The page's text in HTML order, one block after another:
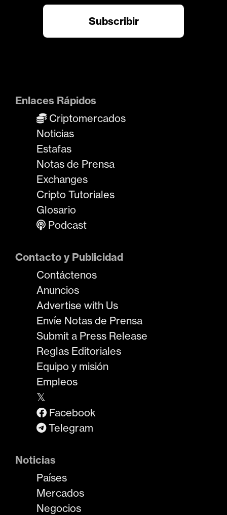
Enlaces Rápidos
Criptomercados
Noticias
Estafas
Notas de Prensa
Exchanges
Cripto Tutoriales
Glosario
Podcast
Contacto y Publicidad
Contáctenos
Anuncios
Advertise with Us
Envíe Notas de Prensa
Submit a Press Release
Reglas Editoriales
Equipo y misión
Empleos
𝕏
Facebook
Telegram
Noticias
Países
Mercados
Negocios